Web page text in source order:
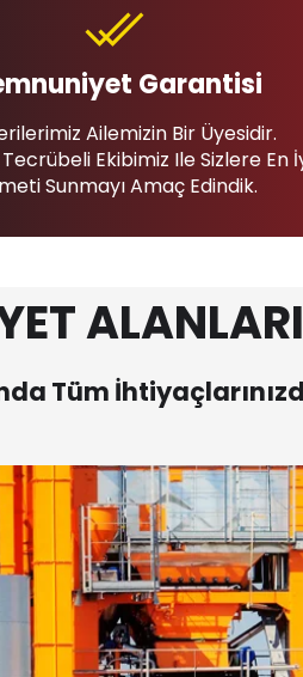
Garantisi
Ailemizin Bir Üyesidir.
Ekibimiz Ile Sizlere En
Sunmayı Amaç Edindik.
Tüm